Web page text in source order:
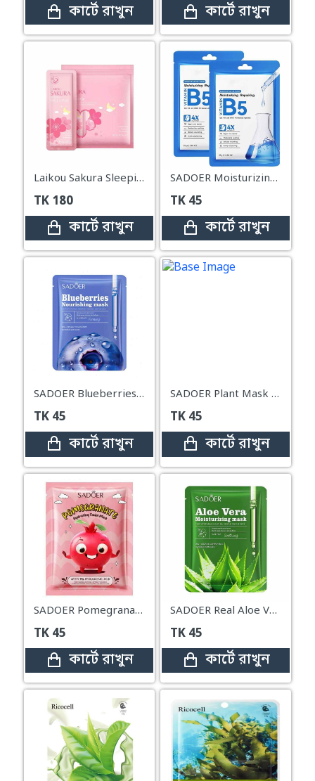
কার্টে রাখুন কার্টে রাখুন
Laikou Sakura Sleeping Face Mask (15 Pcs)
TK 180
কার্টে রাখুন
SADOER Moisturizing Repairing Vitamin B5 Facial Sheet Mask – 25g
TK 45
কার্টে রাখুন
SADOER Blueberries Nourishing Facial Sheet Mask – 25g
TK 45
কার্টে রাখুন
SADOER Plant Mask Series Oatmeal Hydrating Smoothing Face Mask – 25g
TK 45
কার্টে রাখুন
SADOER Pomegranate Moisturizing Facial Sheet Mask – 25g
TK 45
কার্টে রাখুন
SADOER Real Aloe Vera Moisturizing Facial Sheet Mask – 25g
TK 45
কার্টে রাখুন